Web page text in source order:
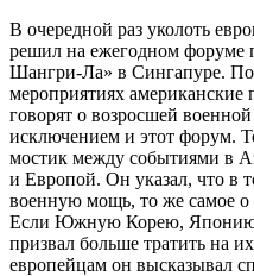
В очередной раз уколоть
решил на ежегодном форуме
Шангри-Ла» в Сингапуре.
мероприятиях американские
говорят о возросшей
исключением и этот форум.
мостик между событиями в
и Европой. Он указал, что в
военную мощь, то же самое
Если Южную Корею, Японию
призвал больше тратить на
европейцам он высказывал